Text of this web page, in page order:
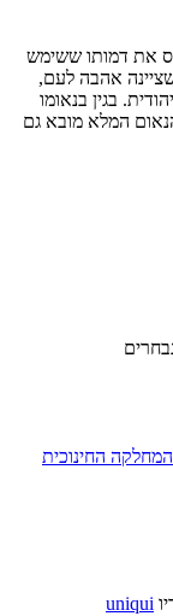
על נס את דמותו ששימש
שציינה אהבה לעם,
בגין בנאומו
המלא מובא גם
המחלקה החינוכית
uniqui